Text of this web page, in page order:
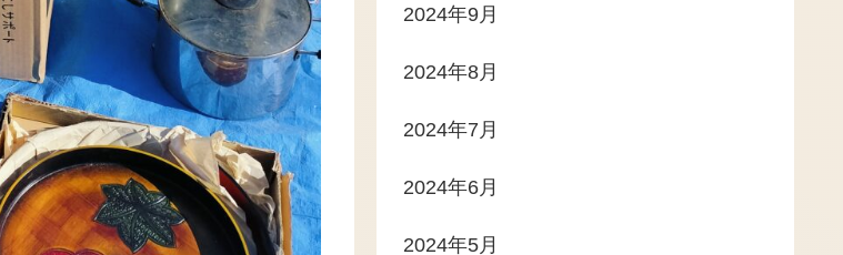
2024年9月
2024年8月
2024年7月
2024年6月
2024年5月